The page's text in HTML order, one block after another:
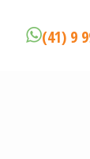
(41) 9